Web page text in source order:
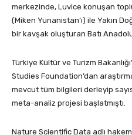
merkezinde, Luvice konuşan
(Miken Yunanistan’ı) ile Yakın
bir kavşak oluşturan Batı
Türkiye Kültür ve Turizm
Studies Foundation’dan
mevcut tüm bilgileri derleyip
meta-analiz projesi başlatmıştı.
Nature Scientific Data adlı